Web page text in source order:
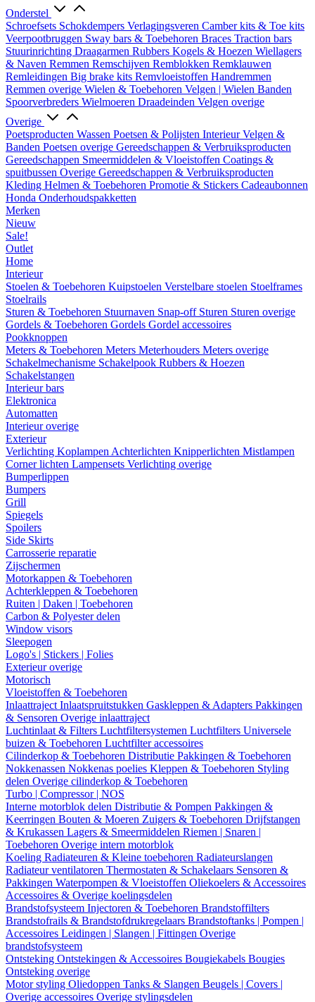
Onderstel
Schroefsets Schokdempers Verlagingsveren Camber kits & Toe kits
Veerpootbruggen Sway bars & Toebehoren Braces Traction bars
Stuurinrichting Draagarmen Rubbers Kogels & Hoezen Wiellagers
& Naven Remmen Remschijven Remblokken Remklauwen
Remleidingen Big brake kits Remvloeistoffen Handremmen
Remmen overige Wielen & Toebehoren Velgen | Wielen Banden
Spoorverbreders Wielmoeren Draadeinden Velgen overige
Overige
Poetsproducten Wassen Poetsen & Polijsten InterieurVelgen &
Banden Poetsen overige Gereedschappen & Verbruiksproducten
Gereedschappen Smeermiddelen & Vloeistoffen Coatings &
spuitbussen Overige Gereedschappen & Verbruiksproducten
Kleding Helmen & Toebehoren Promotie & Stickers Cadeaubonnen
Honda Onderhoudspakketten
Merken
Nieuw
Sale!
Outlet
Home
Interieur
Stoelen & Toebehoren Kuipstoelen Verstelbare stoelen Stoelframes
Stoelrails
Sturen & Toebehoren Stuurnaven Snap-off Sturen Sturen overige
Gordels & Toebehoren Gordels Gordel accessoires
Pookknoppen
Meters & Toebehoren Meters Meterhouders Meters overige
Schakelmechanisme Schakelpook Rubbers & Hoezen
Schakelstangen
Interieur bars
Elektronica
Automatten
Interieur overige
Exterieur
Verlichting Koplampen Achterlichten Knipperlichten Mistlampen
Corner lichten Lampensets Verlichting overige
Bumperlippen
Bumpers
Grill
Spiegels
Spoilers
Side Skirts
Carrosserie reparatie
Zijschermen
Motorkappen & Toebehoren
Achterkleppen & Toebehoren
Ruiten | Daken | Toebehoren
Carbon & Polyester delen
Window visors
Sleepogen
Logo's | Stickers | Folies
Exterieur overige
Motorisch
Vloeistoffen & Toebehoren
Inlaattraject Inlaatspruitstukken Gaskleppen & Adapters Pakkingen
& Sensoren Overige inlaattraject
Luchtinlaat & Filters Luchtfiltersystemen Luchtfilters Universele
buizen & Toebehoren Luchtfilter accessoires
Cilinderkop & Toebehoren Distributie Pakkingen & Toebehoren
Nokkenassen Nokkenas poelies Kleppen & Toebehoren Styling
delen Overige cilinderkop & Toebehoren
Turbo | Compressor | NOS
Interne motorblok delen Distributie & Pompen Pakkingen &
Keerringen Bouten & Moeren Zuigers & Toebehoren Drijfstangen
& Krukassen Lagers & Smeermiddelen Riemen | Snaren |
Toebehoren Overige intern motorblok
Koeling Radiateuren & Kleine toebehoren Radiateurslangen
Radiateur ventilatoren Thermostaten & Schakelaars Sensoren &
Pakkingen Waterpompen & Vloeistoffen Oliekoelers & Accessoires
Accessoires & Overige koelingsdelen
Brandstofsysteem Injectoren & Toebehoren Brandstoffilters
Brandstofrails & Brandstofdrukregelaars Brandstoftanks | Pompen |
Accessoires Leidingen | Slangen | Fittingen Overige
brandstofsysteem
Ontsteking Ontstekingen & Accessoires Bougiekabels Bougies
Ontsteking overige
Motor styling Oliedoppen Tanks & Slangen Beugels | Covers |
Overige accessoires Overige stylingsdelen